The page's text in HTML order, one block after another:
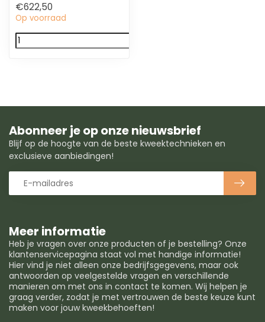
€622,50
Op voorraad
Meer informatie
Heb je vragen over onze producten of je bestelling? Onze
klantenservicepagina staat vol met handige informatie!
Hier vind je niet alleen onze bedrijfsgegevens, maar ook
antwoorden op veelgestelde vragen en verschillende
manieren om met ons in contact te komen. Wij helpen je
graag verder, zodat je met vertrouwen de beste keuze kunt
maken voor jouw kweekbehoeften!
Abonneer je op onze nieuwsbrief
Blijf op de hoogte van de beste kweektechnieken en
exclusieve aanbiedingen!